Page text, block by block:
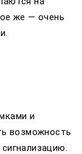
же — очень
и
возможность